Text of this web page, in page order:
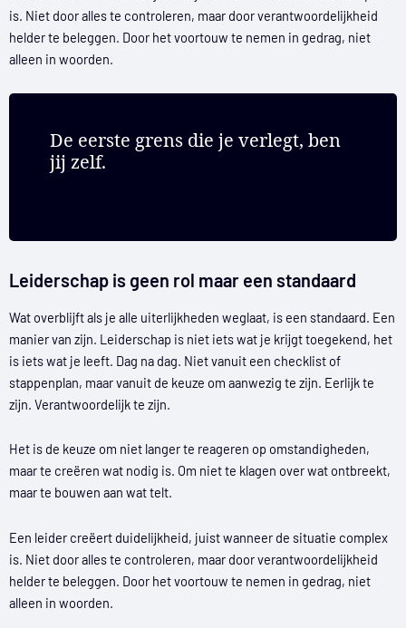
is. Niet door alles te controleren, maar door verantwoordelijkheid
helder te beleggen. Door het voortouw te nemen in gedrag, niet
alleen in woorden.
De eerste grens die je verlegt, ben
jij zelf.
Leiderschap is geen rol maar een standaard
Wat overblijft als je alle uiterlijkheden weglaat, is een standaard. Een
manier van zijn. Leiderschap is niet iets wat je krijgt toegekend, het
is iets wat je leeft. Dag na dag. Niet vanuit een checklist of
stappenplan, maar vanuit de keuze om aanwezig te zijn. Eerlijk te
zijn. Verantwoordelijk te zijn.
Het is de keuze om niet langer te reageren op omstandigheden,
maar te creëren wat nodig is. Om niet te klagen over wat ontbreekt,
maar te bouwen aan wat telt.
Een leider creëert duidelijkheid, juist wanneer de situatie complex
is. Niet door alles te controleren, maar door verantwoordelijkheid
helder te beleggen. Door het voortouw te nemen in gedrag, niet
alleen in woorden.